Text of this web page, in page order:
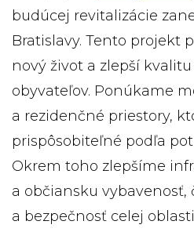
budúcej revitalizácie
Bratislavy. Tento projekt
nový život a zlepší
obyvateľov. Ponúkame
a rezidenčné priestory,
prispôsobiteľné podľa
Okrem toho zlepšíme
a občiansku
a bezpečnosť celej